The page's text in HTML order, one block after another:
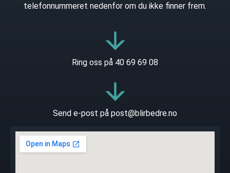
telefonnummeret nedenfor om du ikke finner frem.
Ring oss på 40 69 69 08
Send e-post på post@blirbedre.no